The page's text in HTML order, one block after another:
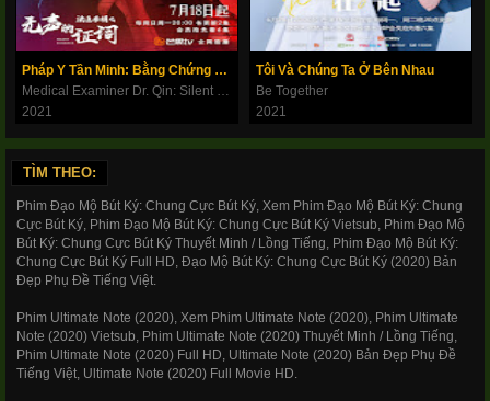
Pháp Y Tần Minh: Bằng Chứng Câm Lặng
2021
Tôi Và Chúng Ta Ở Bên Nhau
Be Together
2021
TÌM THEO:
Phim Đạo Mộ Bút Ký: Chung Cực Bút Ký, Xem Phim Đạo Mộ Bút Ký: Chung
Cực Bút Ký, Phim Đạo Mộ Bút Ký: Chung Cực Bút Ký Vietsub, Phim Đạo Mộ
Bút Ký: Chung Cực Bút Ký Thuyết Minh / Lồng Tiếng, Phim Đạo Mộ Bút Ký:
Chung Cực Bút Ký Full HD, Đạo Mộ Bút Ký: Chung Cực Bút Ký (2020) Bản
Đẹp Phụ Đề Tiếng Việt.
Phim Ultimate Note (2020), Xem Phim Ultimate Note (2020), Phim Ultimate
Note (2020) Vietsub, Phim Ultimate Note (2020) Thuyết Minh / Lồng Tiếng,
Phim Ultimate Note (2020) Full HD, Ultimate Note (2020) Bản Đẹp Phụ Đề
Tiếng Việt, Ultimate Note (2020) Full Movie HD.